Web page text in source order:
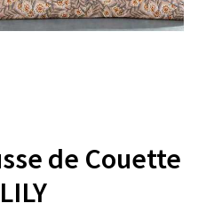
de Couette
LILY